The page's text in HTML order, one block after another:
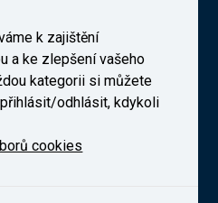
a. s. (VUZ)
138b, Praha 4
241 493 135
k zajištění
a ke zlepšení vašeho
kategorii si můžete
odhlásit, kdykoli
cookies